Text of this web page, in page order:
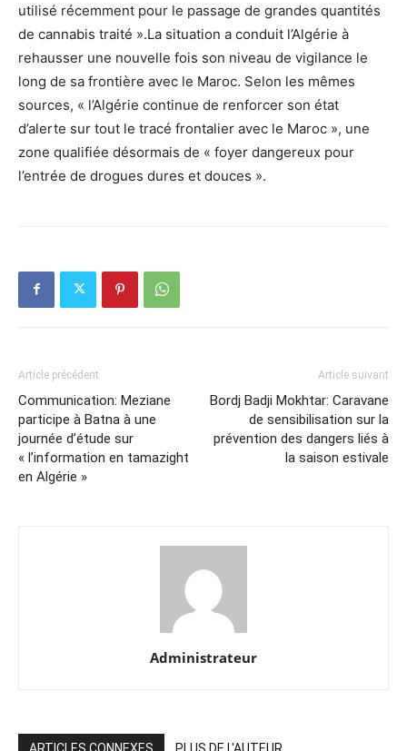
utilisé récemment pour le passage de grandes quantités
de cannabis traité ».La situation a conduit l’Algérie à
rehausser une nouvelle fois son niveau de vigilance le
long de sa frontière avec le Maroc. Selon les mêmes
sources, « l’Algérie continue de renforcer son état
d’alerte sur tout le tracé frontalier avec le Maroc », une
zone qualifiée désormais de « foyer dangereux pour
l’entrée de drogues dures et douces ».
Article précédent
Communication: Meziane
participe à Batna à une
journée d’étude sur
« l’information en tamazight
en Algérie »
Article suivant
Bordj Badji Mokhtar: Caravane
de sensibilisation sur la
prévention des dangers liés à
la saison estivale
Administrateur